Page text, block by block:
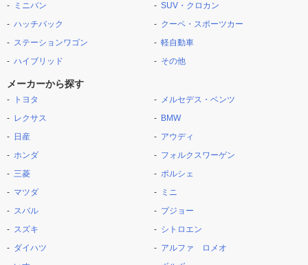
ミニバン
ハッチバック
ステーションワゴン
ハイブリッド
SUV・クロカン
クーペ・スポーツカー
軽自動車
その他
メーカーから探す
トヨタ
レクサス
日産
ホンダ
三菱
マツダ
スバル
スズキ
ダイハツ
メルセデス・ベンツ
BMW
アウディ
フォルクスワーゲン
ポルシェ
ミニ
プジョー
シトロエン
アルファ ロメオ